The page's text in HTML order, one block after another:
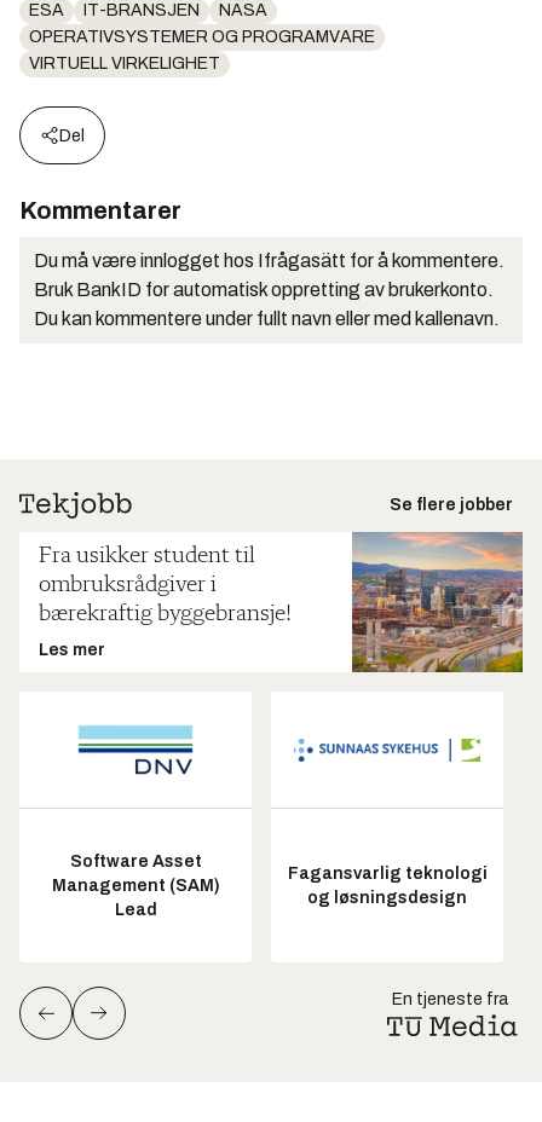
ESA IT-BRANSJEN
NASA
OPERATIVSYSTEMER OG PROGRAMVARE
VIRTUELL VIRKELIGHET
Del
Kommentarer
Du må være innlogget hos Ifrågasätt for å kommentere.
Bruk BankID for automatisk oppretting av brukerkonto.
Du kan kommentere under fullt navn eller med kallenavn.
Se flere jobber
Fra usikker student til
ombruksrådgiver i
bærekraftig byggebransje!
Les mer
Software Asset
Management (SAM)
Lead
Fagansvarlig teknologi
og løsningsdesign
En tjeneste fra